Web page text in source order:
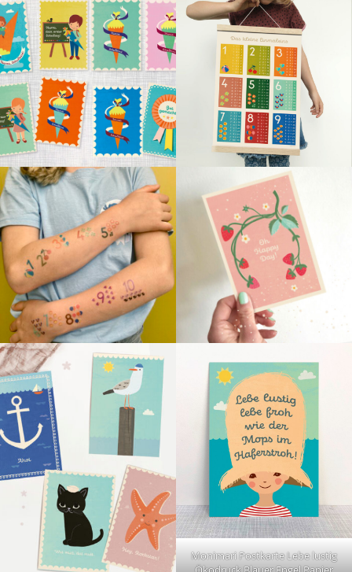
Monimari Postkarte Lebe lustig